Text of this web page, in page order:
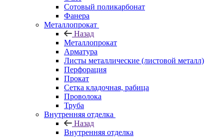
Сотовый поликарбонат
Фанера
Металлопрокат
Назад
Металлопрокат
Арматура
Листы металлические (листовой металл)
Перфорация
Прокат
Сетка кладочная, рабица
Проволока
Труба
Внутренняя отделка
Назад
Внутренняя отделка